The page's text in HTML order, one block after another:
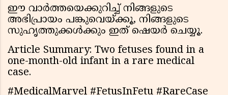
ഈ വാർത്തയെക്കുറിച്ച് നിങ്ങളുടെ
അഭിപ്രായം പങ്കുവെയ്ക്കൂ, നിങ്ങളുടെ
സുഹൃത്തുക്കൾക്കും ഇത് ഷെയർ ചെയ്യൂ.
Article Summary: Two fetuses found in a
one-month-old infant in a rare medical
case.
#MedicalMarvel #FetusInFetu #RareCase